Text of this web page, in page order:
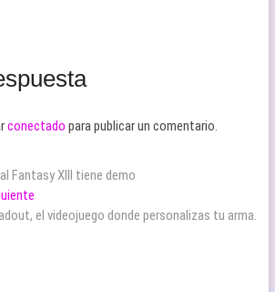
conectado para publicar un comentario.
Fantasy XIII tiene demo
siguiente:
el videojuego donde personalizas tu arma.